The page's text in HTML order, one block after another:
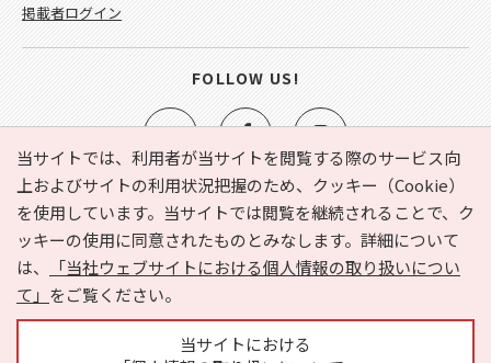
当サイトでは、利用者が当サイトを閲覧する際のサービス向
上およびサイトの利用状況把握のため、クッキー（Cookie）
を使用しています。当サイトでは閲覧を継続されることで、ク
ッキーの使用に同意されたものとみなします。詳細について
は、
「当社ウェブサイトにおける個人情報の取り扱いについ
て」 をご覧ください。
当サイトにおける
e-NAVITA（イーナビタ）とは？ お気に入り
ヘルプ
利用規約
個人情報の取り扱いについて
運営会社
サイトマップ
広告掲載に関するお問い合わせ
掲載者ログイン
FOLLOW US!